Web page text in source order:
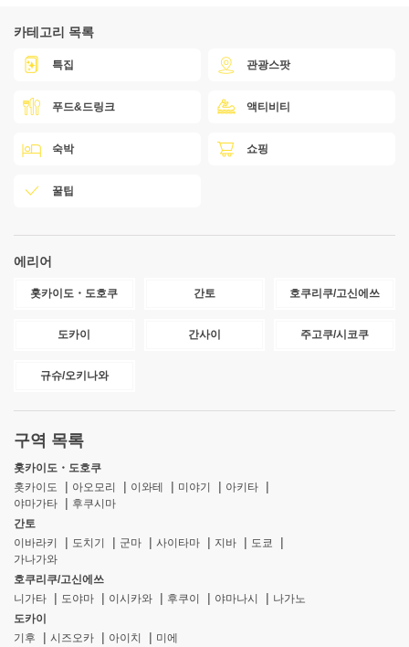
카테고리 목록
특집 관광스팟
푸드&드링크 액티비티
숙박 쇼핑
꿀팁
에리어
홋카이도・도호쿠 간토 호쿠리쿠/고신에쓰
도카이 간사이 주고쿠/시코쿠
규슈/오키나와
구역 목록
홋카이도・도호쿠
홋카이도
아오모리 이와테 미야기
아키타
야마가타
후쿠시마
간토
이바라키
도치기 군마 사이타마 지바
도쿄
가나가와
호쿠리쿠/고신에쓰
니가타
도야마 이시카와 후쿠이 야마나시
나가노
도카이
기후
시즈오카 아이치
미에